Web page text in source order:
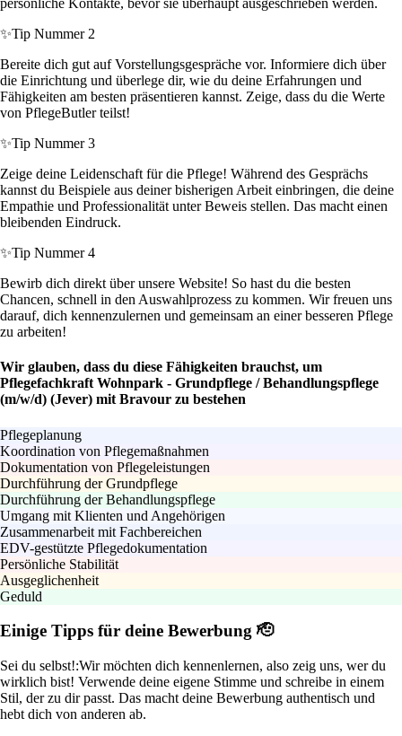
persönliche Kontakte, bevor sie überhaupt ausgeschrieben werden.
✨Tip Nummer 2
Bereite dich gut auf Vorstellungsgespräche vor. Informiere dich über
die Einrichtung und überlege dir, wie du deine Erfahrungen und
Fähigkeiten am besten präsentieren kannst. Zeige, dass du die Werte
von PflegeButler teilst!
✨Tip Nummer 3
Zeige deine Leidenschaft für die Pflege! Während des Gesprächs
kannst du Beispiele aus deiner bisherigen Arbeit einbringen, die deine
Empathie und Professionalität unter Beweis stellen. Das macht einen
bleibenden Eindruck.
✨Tip Nummer 4
Bewirb dich direkt über unsere Website! So hast du die besten
Chancen, schnell in den Auswahlprozess zu kommen. Wir freuen uns
darauf, dich kennenzulernen und gemeinsam an einer besseren Pflege
zu arbeiten!
Wir glauben, dass du diese Fähigkeiten brauchst, um
Pflegefachkraft Wohnpark - Grundpflege / Behandlungspflege
(m/w/d) (Jever) mit Bravour zu bestehen
Pflegeplanung
Koordination von Pflegemaßnahmen
Dokumentation von Pflegeleistungen
Durchführung der Grundpflege
Durchführung der Behandlungspflege
Umgang mit Klienten und Angehörigen
Zusammenarbeit mit Fachbereichen
EDV-gestützte Pflegedokumentation
Persönliche Stabilität
Ausgeglichenheit
Geduld
Einige Tipps für deine Bewerbung 🫡
Sei du selbst!:Wir möchten dich kennenlernen, also zeig uns, wer du
wirklich bist! Verwende deine eigene Stimme und schreibe in einem
Stil, der zu dir passt. Das macht deine Bewerbung authentisch und
hebt dich von anderen ab.